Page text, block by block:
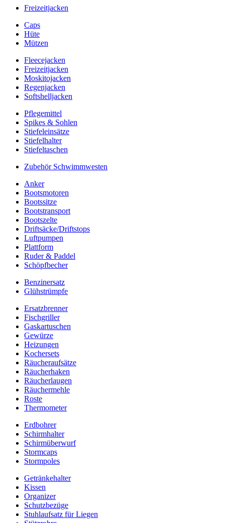
Freizeitjacken
Caps
Hüte
Mützen
Fleecejacken
Freizeitjacken
Moskitojacken
Regenjacken
Softshelljacken
Pflegemittel
Spikes & Sohlen
Stiefeleinsätze
Stiefelhalter
Stiefeltaschen
Zubehör Schwimmwesten
Anker
Bootsmotoren
Bootssitze
Bootstransport
Bootszelte
Driftsäcke/Driftstops
Luftpumpen
Plattform
Ruder & Paddel
Schöpfbecher
Benzinersatz
Glühstrümpfe
Ersatzbrenner
Fischgriller
Gaskartuschen
Gewürze
Heizungen
Kochersets
Räucheraufsätze
Räucherhaken
Räucherlaugen
Räuchermehle
Roste
Thermometer
Erdbohrer
Schirmhalter
Schirmüberwurf
Stormcaps
Stormpoles
Getränkehalter
Kissen
Organizer
Schutzbezüge
Stuhlaufsatz für Liegen